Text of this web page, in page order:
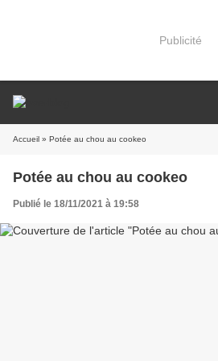
Publicité
Accueil » Potée au chou au cookeo
Potée au chou au cookeo
Publié le 18/11/2021 à 19:58